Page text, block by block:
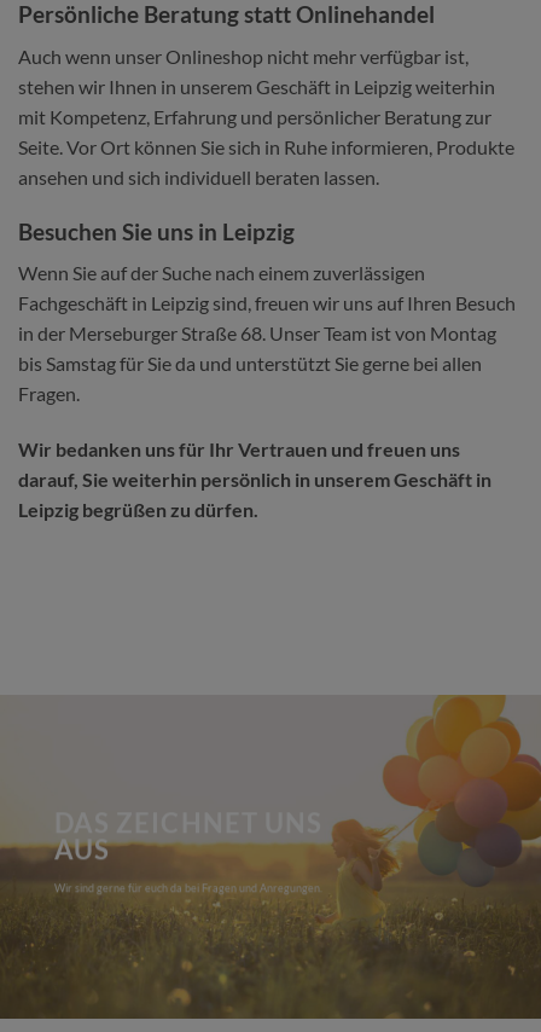
Persönliche Beratung statt Onlinehandel
Auch wenn unser Onlineshop nicht mehr verfügbar ist,
stehen wir Ihnen in unserem Geschäft in Leipzig weiterhin
mit Kompetenz, Erfahrung und persönlicher Beratung zur
Seite. Vor Ort können Sie sich in Ruhe informieren, Produkte
ansehen und sich individuell beraten lassen.
Besuchen Sie uns in Leipzig
Wenn Sie auf der Suche nach einem zuverlässigen
Fachgeschäft in Leipzig sind, freuen wir uns auf Ihren Besuch
in der Merseburger Straße 68. Unser Team ist von Montag
bis Samstag für Sie da und unterstützt Sie gerne bei allen
Fragen.
Wir bedanken uns für Ihr Vertrauen und freuen uns
darauf, Sie weiterhin persönlich in unserem Geschäft in
Leipzig begrüßen zu dürfen.
AUS
Wir sind gerne für euch da bei Fragen und Anregungen.